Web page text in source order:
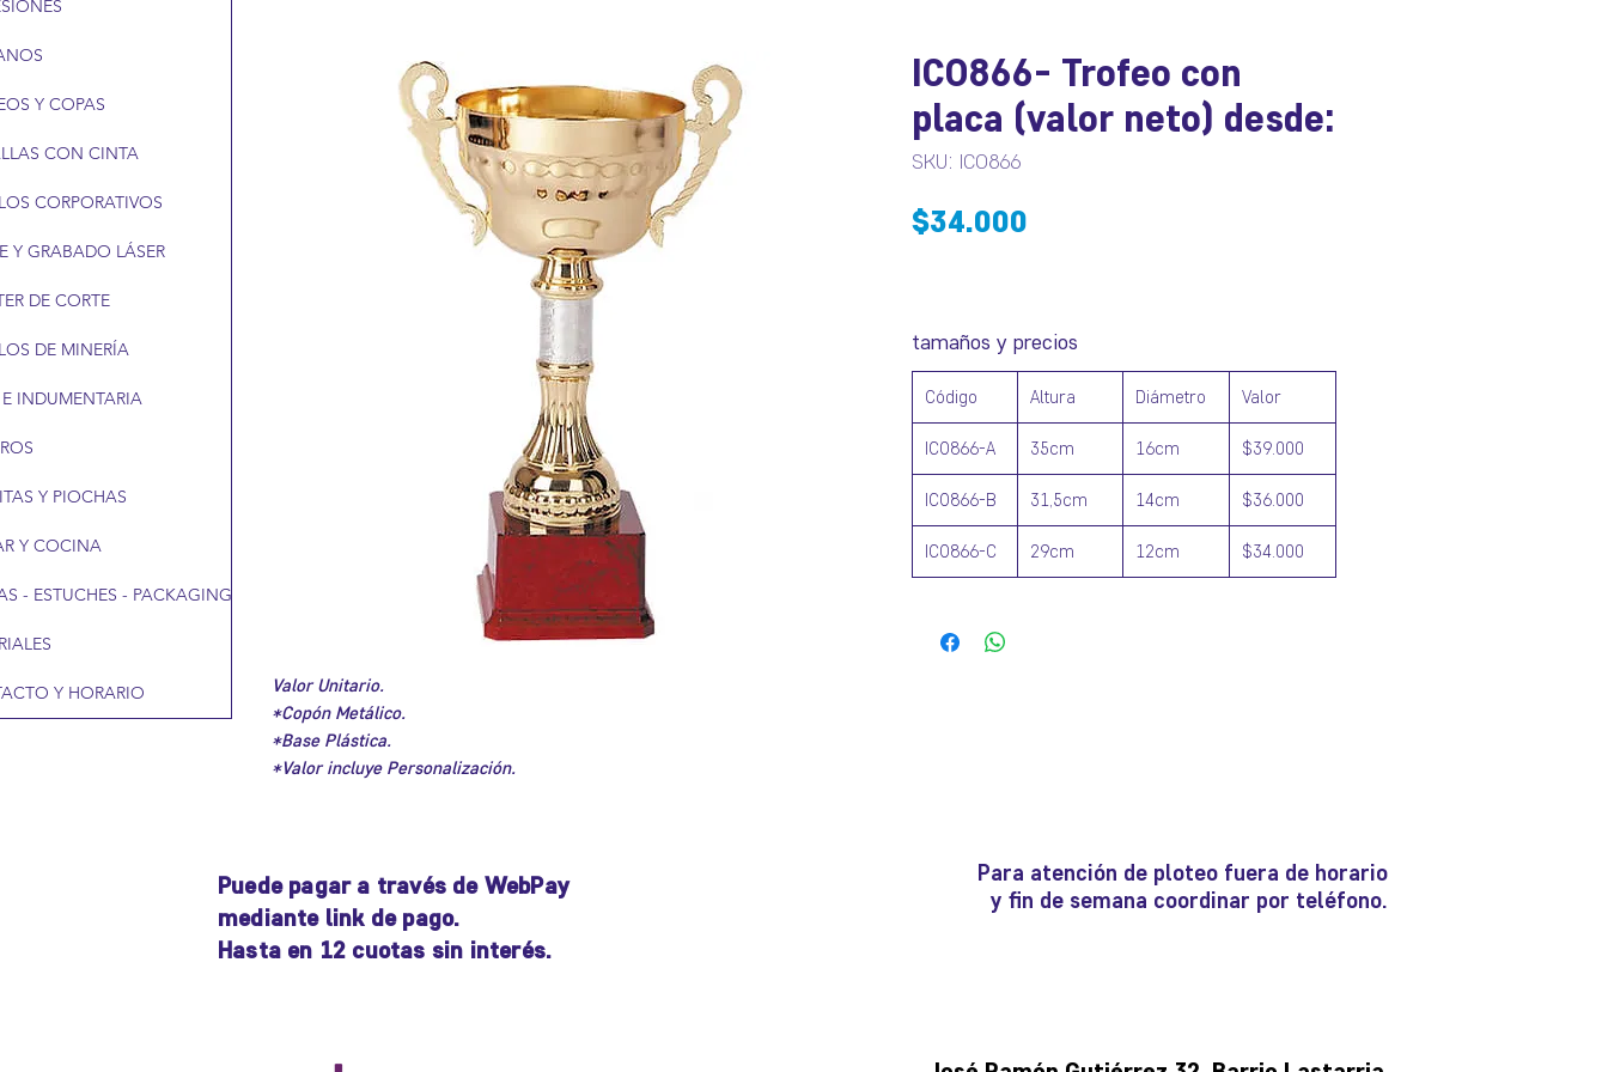
Valor Unitario.
*Copón Metálico.
*Base Plástica.
*Valor incluye Personalización.
ICO866- Trofeo con
placa (valor neto) desde:
SKU: ICO866
$34.000
tamaños y precios
Código Altura Diámetro Valor
ICO866-A 35cm 16cm $39.000
ICO866-B 31,5cm 14cm $36.000
ICO866-C 29cm 12cm $34.000
Y COPAS
CON CINTA
CORPORATIVOS
Y GRABADO LÁSER
DE CORTE
DE MINERÍA
INDUMENTARIA
Y PIOCHAS
Y COCINA
- ESTUCHES - PACKAGING
Y HORARIO
Puede pagar a través de WebPay
mediante link de pago.
Hasta en 12 cuotas sin interés.
Para atención de ploteo fuera de horario
y fin de semana coordinar por teléfono.